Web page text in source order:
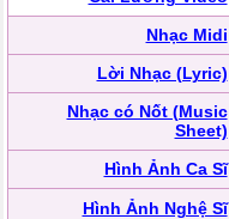
Nhạc Midi
Lời Nhạc (Lyric)
Nhạc có Nốt (Music
Sheet)
Hình Ảnh Ca Sĩ
Hình Ảnh Nghệ Sĩ